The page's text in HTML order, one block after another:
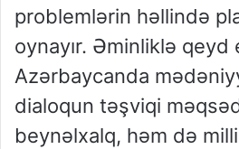
problemlərin həllində
oynayır. Əminliklə qeyd
Azərbaycanda
dialoqun təşviqi
beynəlxalq, həm də